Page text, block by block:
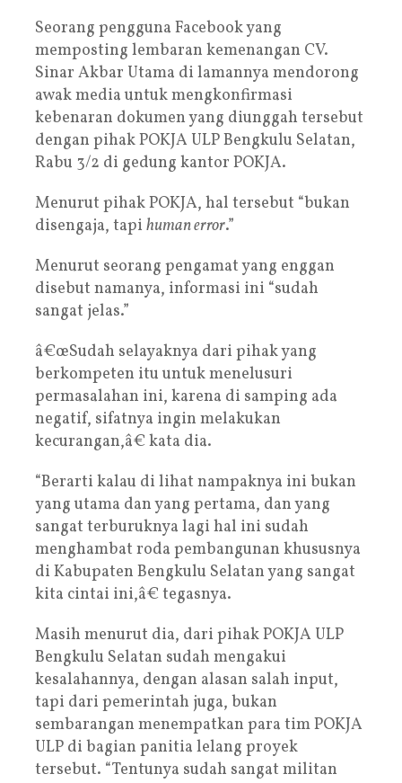
Seorang pengguna Facebook yang
memposting lembaran kemenangan CV.
Sinar Akbar Utama di lamannya mendorong
awak media untuk mengkonfirmasi
kebenaran dokumen yang diunggah tersebut
dengan pihak POKJA ULP Bengkulu Selatan,
Rabu 3/2 di gedung kantor POKJA.
Menurut pihak POKJA, hal tersebut “bukan
disengaja, tapi human error.”
Menurut seorang pengamat yang enggan
disebut namanya, informasi ini “sudah
sangat jelas.”
â€œSudah selayaknya dari pihak yang
berkompeten itu untuk menelusuri
permasalahan ini, karena di samping ada
negatif, sifatnya ingin melakukan
kecurangan,â€ kata dia.
“Berarti kalau di lihat nampaknya ini bukan
yang utama dan yang pertama, dan yang
sangat terburuknya lagi hal ini sudah
menghambat roda pembangunan khususnya
di Kabupaten Bengkulu Selatan yang sangat
kita cintai ini,â€ tegasnya.
Masih menurut dia, dari pihak POKJA ULP
Bengkulu Selatan sudah mengakui
kesalahannya, dengan alasan salah input,
tapi dari pemerintah juga, bukan
sembarangan menempatkan para tim POKJA
ULP di bagian panitia lelang proyek
tersebut. “Tentunya sudah sangat militan